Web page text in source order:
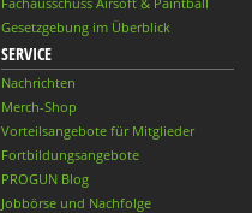
Gesetzgebung im Überblick
SERVICE
Nachrichten
Merch-Shop
Vorteilsangebote für Mitglieder
Fortbildungsangebote
PROGUN Blog
Jobbörse und Nachfolge